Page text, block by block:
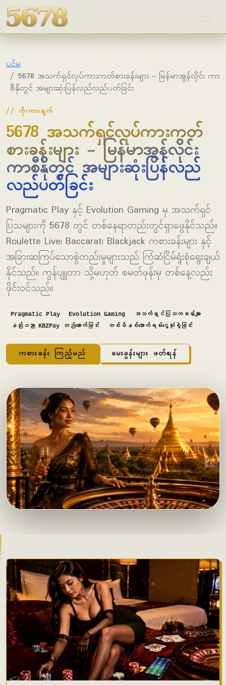
5678
ပင်မ
5678 အသက်ရှင်လုပ်ကားကတ်စားခန်းများ - မြန်မာအွန်လိုင်း ကာ
စီနိုတွင် အများဆုံးပြန်လည်လည်ပတ်ခြင်း
ကိုးကားချက်
5678 အသက်ရှင်လုပ်ကားကတ်
စားခန်းများ - မြန်မာအွန်လိုင်း
ကာစီနိုတွင် အများဆုံးပြန်လည်
လည်ပတ်ခြင်း
Pragmatic Play နှင့် Evolution Gaming မှ အသက်ရှင်
ပြသများကို 5678 တွင် တစ်နေရာတည်းတွင်ရှာဖွေနိုင်သည်။
Roulette Live၊ Baccarat၊ Blackjack ကစားခန်းများ နှင့်
အခြားဆကြပ်သောစွဲတည်းမှုများသည် ကြံဆံငြိမ်ရူံးစုံရွေးချယ်
နိုင်သည်။ ကွန်ပျူတာ သို့မဟုတ် စမတ်ဖုန်းမှ တစ်နေ့လည်း
ဖိုင်းဝင်သည်။
Pragmatic Play Evolution Gaming
အသက်ရှင်ပြသကခန်းများ
နည်းပညာ KBZPay တည်ဆောက်ခြင်း
တစ်မိနစ်အောက်ရမ်းငွေသုံးစွဲခြင်း
ကစားခန်း ကြည့်မည် မေးခွန်းများ ဖတ်ရန်